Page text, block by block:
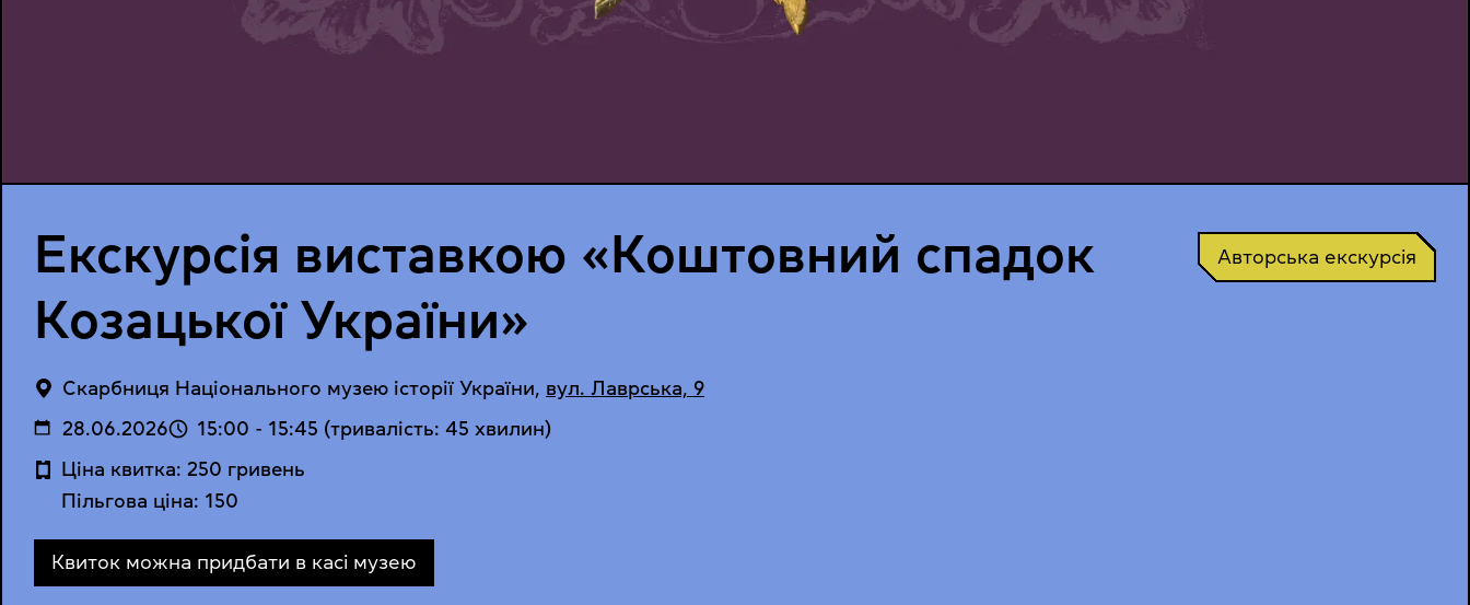
Екскурсія виставкою «Коштовний спадок
Козацької України»
Авторська екскурсія
Cкарбниця Національного музею історії України, вул. Лаврська, 9
28.06.2026 15:00 - 15:45 (тривалість: 45 хвилин)
Ціна квитка: 250 гривень
Пільгова ціна: 150
Квиток можна придбати в касі музею